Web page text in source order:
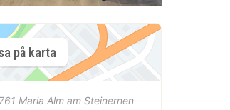
på karta
Maria Alm am Steinernen